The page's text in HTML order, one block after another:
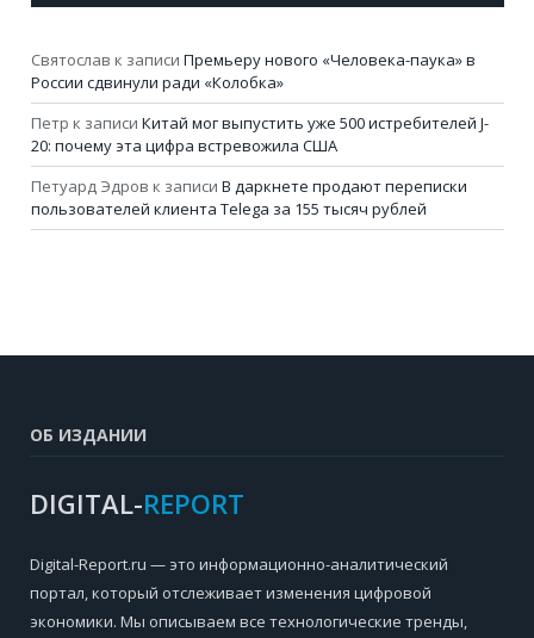
Святослав к записи Премьеру нового «Человека-паука» в
России сдвинули ради «Колобка»
Петр к записи Китай мог выпустить уже 500 истребителей J-
20: почему эта цифра встревожила США
Петуард Эдров к записи В даркнете продают переписки
пользователей клиента Telega за 155 тысяч рублей
ОБ ИЗДАНИИ
DIGITAL-REPORT
Digital-Report.ru — это информационно-аналитический
портал, который отслеживает изменения цифровой
экономики. Мы описываем все технологические тренды,